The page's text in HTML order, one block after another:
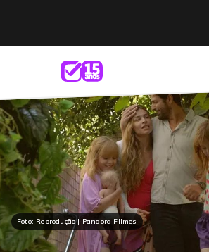
Foto: Reprodução | Pandora FIlmes